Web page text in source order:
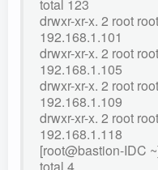
total 123
drwxr-xr-x. 2 root
192.168.1.101
drwxr-xr-x. 2 root
192.168.1.105
drwxr-xr-x. 2 root
192.168.1.109
drwxr-xr-x. 2 root
192.168.1.118
[root@bastion-IDC